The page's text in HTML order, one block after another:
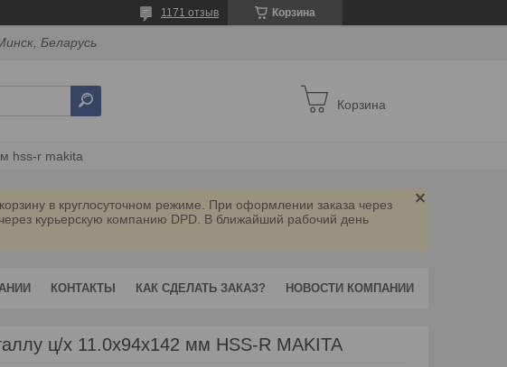
Корзина
1171 отзыв
Беларусь
Корзина
hss-r makita
в круглосуточном режиме. При оформлении заказа через
курьерскую компанию DPD. В ближайший рабочий день
КОНТАКТЫ КАК СДЕЛАТЬ ЗАКАЗ? НОВОСТИ КОМПАНИИ
ц/х 11.0х94х142 мм HSS-R MAKITA